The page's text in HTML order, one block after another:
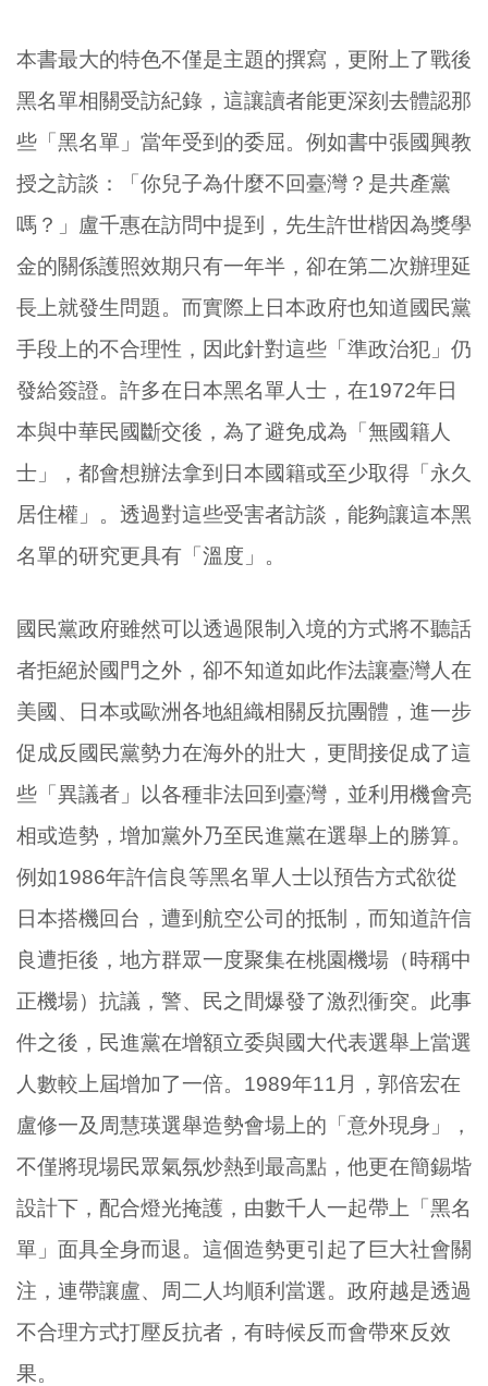
本書最大的特色不僅是主題的撰寫，更附上了戰後
黑名單相關受訪紀錄，這讓讀者能更深刻去體認那
些「黑名單」當年受到的委屈。例如書中張國興教
授之訪談：「你兒子為什麼不回臺灣？是共產黨
嗎？」盧千惠在訪問中提到，先生許世楷因為獎學
金的關係護照效期只有一年半，卻在第二次辦理延
長上就發生問題。而實際上日本政府也知道國民黨
手段上的不合理性，因此針對這些「準政治犯」仍
發給簽證。許多在日本黑名單人士，在1972年日
本與中華民國斷交後，為了避免成為「無國籍人
士」，都會想辦法拿到日本國籍或至少取得「永久
居住權」。透過對這些受害者訪談，能夠讓這本黑
名單的研究更具有「溫度」。
國民黨政府雖然可以透過限制入境的方式將不聽話
者拒絕於國門之外，卻不知道如此作法讓臺灣人在
美國、日本或歐洲各地組織相關反抗團體，進一步
促成反國民黨勢力在海外的壯大，更間接促成了這
些「異議者」以各種非法回到臺灣，並利用機會亮
相或造勢，增加黨外乃至民進黨在選舉上的勝算。
例如1986年許信良等黑名單人士以預告方式欲從
日本搭機回台，遭到航空公司的抵制，而知道許信
良遭拒後，地方群眾一度聚集在桃園機場（時稱中
正機場）抗議，警、民之間爆發了激烈衝突。此事
件之後，民進黨在增額立委與國大代表選舉上當選
人數較上屆增加了一倍。1989年11月，郭倍宏在
盧修一及周慧瑛選舉造勢會場上的「意外現身」，
不僅將現場民眾氣氛炒熱到最高點，他更在簡錫堦
設計下，配合燈光掩護，由數千人一起帶上「黑名
單」面具全身而退。這個造勢更引起了巨大社會關
注，連帶讓盧、周二人均順利當選。政府越是透過
不合理方式打壓反抗者，有時候反而會帶來反效
果。